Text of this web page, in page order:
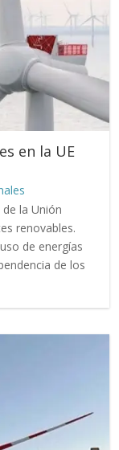
en la UE
la Unión
renovables.
de energías
de los